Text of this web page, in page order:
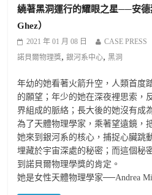
繞著黑洞運行的耀眼之星──安德
Ghez）
2021 年 01 月 08 日 CASE PRESS
諾貝爾物理獎,銀河系中心,黑洞
年幼的她看著火箭升空，人類首度
的願望；年少的她在深夜裡思索，
界組成的脈絡；長大後的她沒有成
為了天體物理學家，乘著望遠鏡，
她來到銀河系的核心，捕捉心臟跳
埋藏於宇宙深處的秘密；而這個秘
到諾貝爾物理學獎的肯定。
她是女性天體物理學家──Andrea